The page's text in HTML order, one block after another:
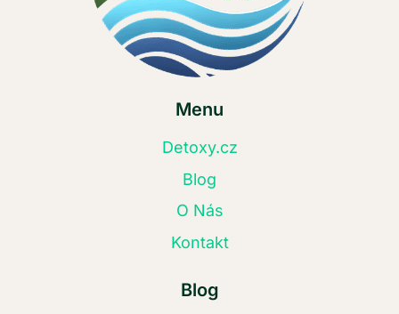
Menu
Detoxy.cz
Blog
O Nás
Kontakt
Blog